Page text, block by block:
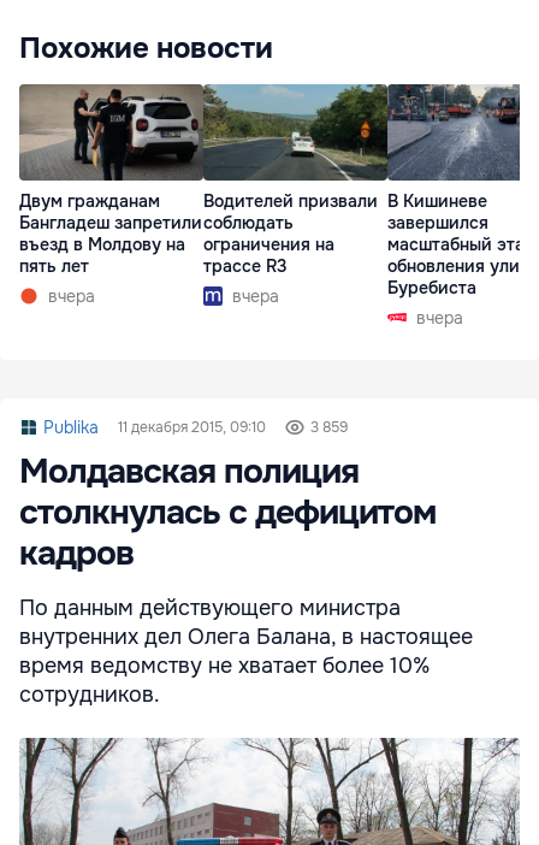
Похожие новости
Двум гражданам
Бангладеш запретили
въезд в Молдову на
пять лет
вчера
Водителей призвали
соблюдать
ограничения на
трассе R3
вчера
В Кишиневе
завершился
масштабный этап
обновления
Буребиста
вчера
Publika 11 декабря 2015, 09:10 3 859
Молдавская полиция
столкнулась с дефицитом
кадров
По данным действующего министра
внутренних дел Олега Балана, в настоящее
время ведомству не хватает более 10%
сотрудников.